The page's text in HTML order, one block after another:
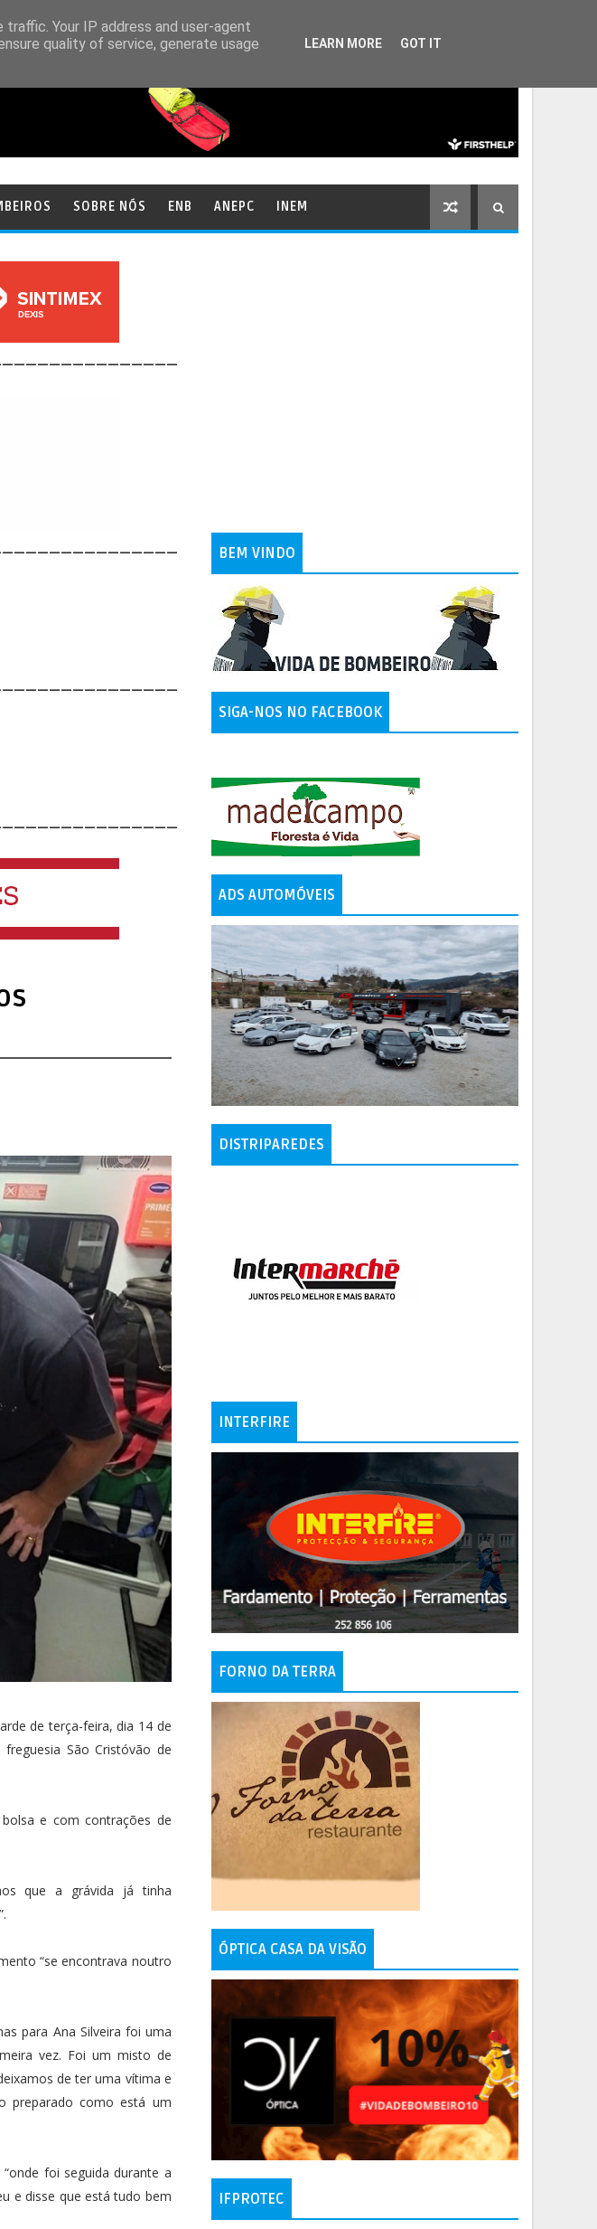
SOBRE NÓS ENB ANEPC INEM
de terça-feira, dia 14 de
São Cristóvão de
e com contrações de
que a grávida já tinha
“se encontrava noutro
para Ana Silveira foi uma
vez. Foi um misto de
de ter uma vítima e
preparado como está um
foi seguida durante a
e disse que está tudo bem
BEM VINDO
SIGA-NOS NO FACEBOOK
ADS AUTOMÓVEIS
DISTRIPAREDES
INTERFIRE
FORNO DA TERRA
ÓPTICA CASA DA VISÃO
IFPROTEC
Your IP address and user-agent
quality of service, generate usage
LEARN MORE GOT IT